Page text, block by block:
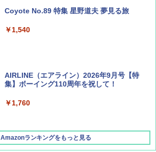
Coyote No.89 特集 星野道夫 夢見る旅
￥1,540
AIRLINE（エアライン）2026年9月号【特
集】ボーイング110周年を祝して！
￥1,760
Amazonランキングをもっと見る